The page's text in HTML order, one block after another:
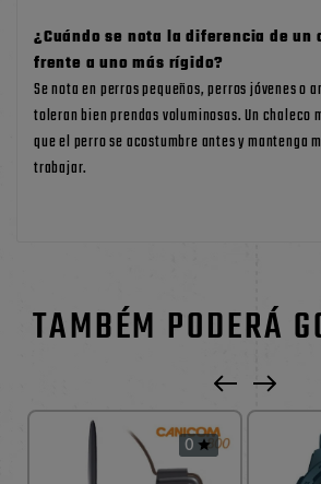
¿Cuándo se nota la diferencia de un
frente a uno más rígido?
Se nota en perros pequeños, perros jóvenes o
toleran bien prendas voluminosas. Un
que el perro se acostumbre antes y mantenga
trabajar.
TAMBÉM PODERÁ
0 